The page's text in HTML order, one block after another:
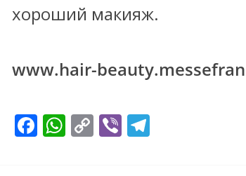
хороший макияж.
www.hair-
F W C Vi